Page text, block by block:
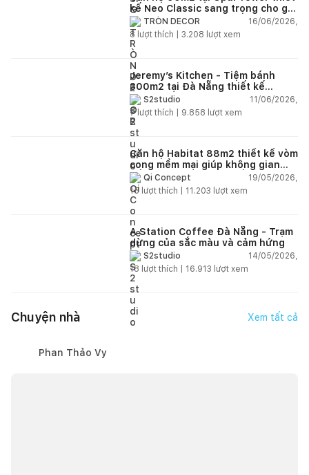
kế Neo Classic sang trọng cho gia
đình trẻ
TRÒN DECOR
16/06/2026,
8 lượt thích | 3.208 lượt xem
Jeremy’s Kitchen - Tiệm bánh
300m2 tại Đà Nẵng thiết kế
phong cách công nghiệp hiện đại
ngập tràn ánh sáng tự nhiên
S2studio
11/06/2026,
7lượt thích | 9.858 lượt xem
Căn hộ Habitat 88m2 thiết kế vòm
cong mềm mại giúp không gian
sống hiện đại trở nên ấm áp hơn
Qi Concept
19/05/2026,
15 lượt thích | 11.203 lượt xem
A Station Coffee Đà Nẵng - Trạm
dừng của sắc màu và cảm hứng
S2studio
14/05/2026,
18 lượt thích | 16.913 lượt xem
Chuyện nhà Xem tất cả
Phan Thảo Vy